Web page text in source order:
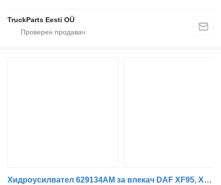
TruckParts Eesti OÜ
Хидроусилвател 629134AM за влекач DAF XF95, XF105 (2001-2014)